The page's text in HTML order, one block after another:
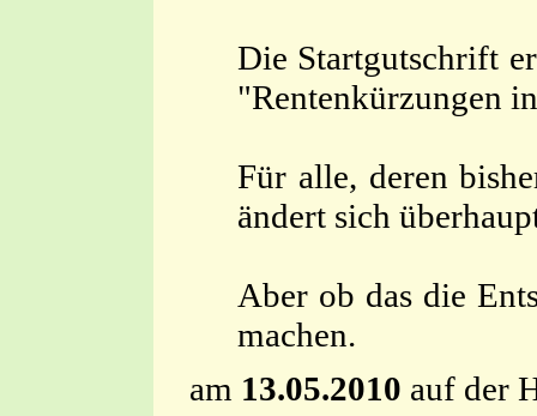
Die Startgutschrift
"Rentenkürzungen
Für alle, deren
ändert sich
Aber ob das die
machen.
am 13.05.2010 auf der